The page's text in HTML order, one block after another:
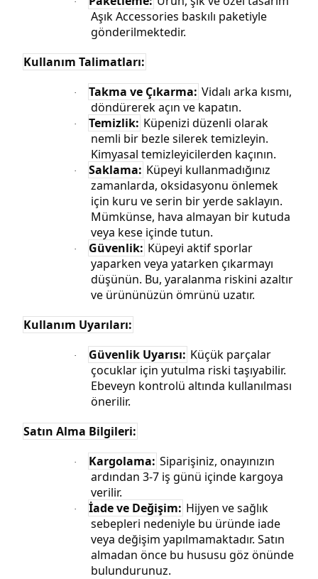
Aşık Accessories baskılı paketiyle
gönderilmektedir.
Kullanım Talimatları:
· Takma ve Çıkarma: Vidalı arka kısmı,
döndürerek açın ve kapatın.
· Temizlik: Küpenizi düzenli olarak
nemli bir bezle silerek temizleyin.
Kimyasal temizleyicilerden kaçının.
· Saklama: Küpeyi kullanmadığınız
zamanlarda, oksidasyonu önlemek
için kuru ve serin bir yerde saklayın.
Mümkünse, hava almayan bir kutuda
veya kese içinde tutun.
· Güvenlik: Küpeyi aktif sporlar
yaparken veya yatarken çıkarmayı
düşünün. Bu, yaralanma riskini azaltır
ve ürününüzün ömrünü uzatır.
Kullanım Uyarıları:
· Güvenlik Uyarısı: Küçük parçalar
çocuklar için yutulma riski taşıyabilir.
Ebeveyn kontrolü altında kullanılması
önerilir.
Satın Alma Bilgileri:
· Kargolama: Siparişiniz, onayınızın
ardından 3-7 iş günü içinde kargoya
verilir.
· İade ve Değişim: Hijyen ve sağlık
sebepleri nedeniyle bu üründe iade
veya değişim yapılmamaktadır. Satın
almadan önce bu hususu göz önünde
bulundurunuz.